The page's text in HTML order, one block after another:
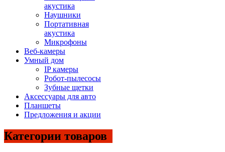
акустика
Наушники
Портативная
акустика
Микрофоны
Веб-камеры
Умный дом
IP камеры
Робот-пылесосы
Зубные щетки
Аксессуары для авто
Планшеты
Предложения и акции
Категории товаров